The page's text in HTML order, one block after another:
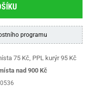
programu
75 Kč, PPL kurýr 95 Kč
nad 900 Kč